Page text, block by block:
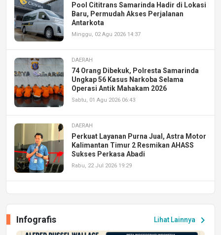
Pool Cititrans Samarinda Hadir di Lokasi
Baru, Permudah Akses Perjalanan
Antarkota
Minggu, 02 Agu 2026 14:37
DAERAH
74 Orang Dibekuk, Polresta Samarinda
Ungkap 56 Kasus Narkoba Selama
Operasi Antik Mahakam 2026
Sabtu, 01 Agu 2026 06:43
DAERAH
Perkuat Layanan Purna Jual, Astra Motor
Kalimantan Timur 2 Resmikan AHASS
Sukses Perkasa Abadi
Rabu, 22 Jul 2026 19:29
Peluang Kerja dan Magang
Jumat, 17 Jul 2026 22:30
Lihat Lainnya chevron_right
Infografis